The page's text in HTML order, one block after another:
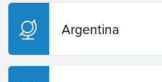
Argentina